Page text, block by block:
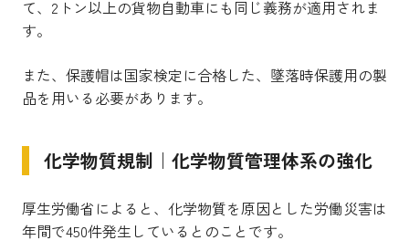
て、2トン以上の貨物自動車にも同じ義務が適用されま
す。
また、保護帽は国家検定に合格した、墜落時保護用の製
品を用いる必要があります。
化学物質規制｜化学物質管理体系の強化
厚生労働省によると、化学物質を原因とした労働災害は
年間で450件発生しているとのことです。